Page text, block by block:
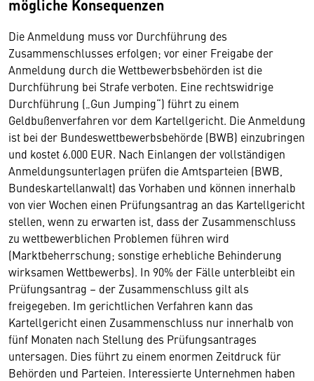
mögliche Konsequenzen
Die Anmeldung muss vor Durchführung des
Zusammenschlusses erfolgen; vor einer Freigabe der
Anmeldung durch die Wettbewerbsbehörden ist die
Durchführung bei Strafe verboten. Eine rechtswidrige
Durchführung („Gun Jumping“) führt zu einem
Geldbußenverfahren vor dem Kartellgericht. Die Anmeldung
ist bei der Bundeswettbewerbsbehörde (BWB) einzubringen
und kostet 6.000 EUR. Nach Einlangen der vollständigen
Anmeldungsunterlagen prüfen die Amtsparteien (BWB,
Bundeskartellanwalt) das Vorhaben und können innerhalb
von vier Wochen einen Prüfungsantrag an das Kartellgericht
stellen, wenn zu erwarten ist, dass der Zusammenschluss
zu wettbewerblichen Problemen führen wird
(Marktbeherrschung; sonstige erhebliche Behinderung
wirksamen Wettbewerbs). In 90% der Fälle unterbleibt ein
Prüfungsantrag – der Zusammenschluss gilt als
freigegeben. Im gerichtlichen Verfahren kann das
Kartellgericht einen Zusammenschluss nur innerhalb von
fünf Monaten nach Stellung des Prüfungsantrages
untersagen. Dies führt zu einem enormen Zeitdruck für
Behörden und Parteien. Interessierte Unternehmen haben